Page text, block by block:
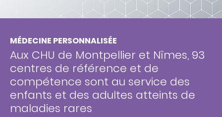
MÉDECINE PERSONNALISÉE
Aux CHU de Montpellier et Nîmes, 93
centres de référence et de
compétence sont au service des
enfants et des adultes atteints de
maladies rares